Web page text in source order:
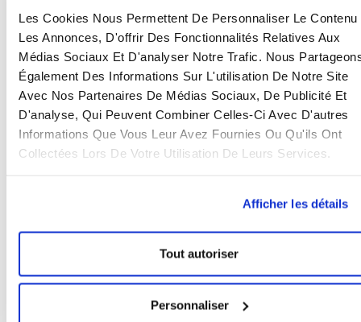
Les Cookies Nous Permettent De Personnaliser Le Contenu
Les Annonces, D'offrir Des Fonctionnalités Relatives Aux
Médias Sociaux Et D'analyser Notre Trafic. Nous
Également Des Informations Sur L'utilisation De Notre Site
Avec Nos Partenaires De Médias Sociaux, De Publicité Et
D'analyse, Qui Peuvent Combiner Celles-Ci Avec D'autres
Informations Que Vous Leur Avez Fournies Ou Qu'ils Ont
Collectées Lors De Votre Utilisation De Leurs Services.
Afficher les détails
Tout autoriser
Personnaliser
Latest Articles
Read more >